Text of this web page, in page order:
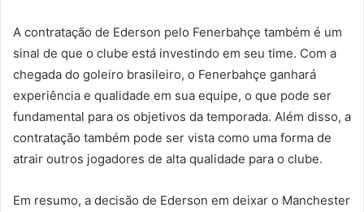
A contratação de Ederson pelo Fenerbahçe também é um
sinal de que o clube está investindo em seu time. Com a
chegada do goleiro brasileiro, o Fenerbahçe ganhará
experiência e qualidade em sua equipe, o que pode ser
fundamental para os objetivos da temporada. Além disso, a
contratação também pode ser vista como uma forma de
atrair outros jogadores de alta qualidade para o clube.
Em resumo, a decisão de Ederson em deixar o Manchester